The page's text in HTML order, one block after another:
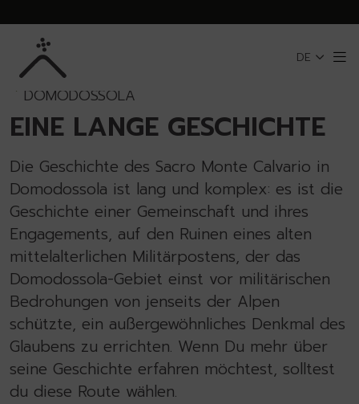
DE
ZURÜCK ZU SACRO MONTE VON
DOMODOSSOLA
EINE LANGE GESCHICHTE
Die Geschichte des Sacro Monte Calvario in
Domodossola ist lang und komplex: es ist die
Geschichte einer Gemeinschaft und ihres
Engagements, auf den Ruinen eines alten
mittelalterlichen Militärpostens, der das
Domodossola-Gebiet einst vor militärischen
Bedrohungen von jenseits der Alpen
schützte, ein außergewöhnliches Denkmal des
Glaubens zu errichten. Wenn Du mehr über
seine Geschichte erfahren möchtest, solltest
du diese Route wählen.